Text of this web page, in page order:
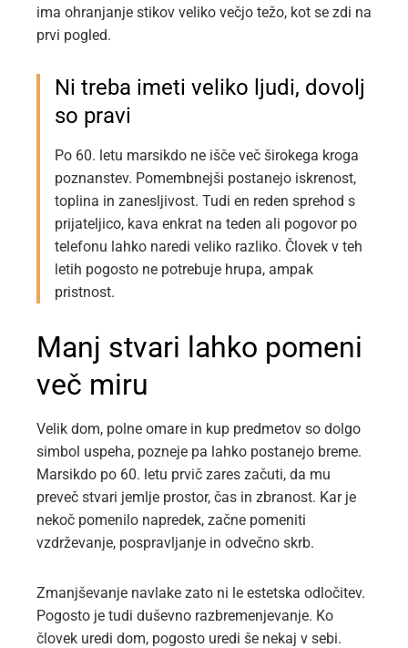
ima ohranjanje stikov veliko večjo težo, kot se zdi na
prvi pogled.
Ni treba imeti veliko ljudi, dovolj
so pravi
Po 60. letu marsikdo ne išče več širokega kroga
poznanstev. Pomembnejši postanejo iskrenost,
toplina in zanesljivost. Tudi en reden sprehod s
prijateljico, kava enkrat na teden ali pogovor po
telefonu lahko naredi veliko razliko. Človek v teh
letih pogosto ne potrebuje hrupa, ampak
pristnost.
Manj stvari lahko pomeni
več miru
Velik dom, polne omare in kup predmetov so dolgo
simbol uspeha, pozneje pa lahko postanejo breme.
Marsikdo po 60. letu prvič zares začuti, da mu
preveč stvari jemlje prostor, čas in zbranost. Kar je
nekoč pomenilo napredek, začne pomeniti
vzdrževanje, pospravljanje in odvečno skrb.
Zmanjševanje navlake zato ni le estetska odločitev.
Pogosto je tudi duševno razbremenjevanje. Ko
človek uredi dom, pogosto uredi še nekaj v sebi.